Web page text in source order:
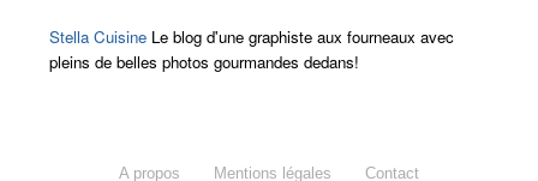
Stella Cuisine Le blog d'une graphiste aux fourneaux avec
pleins de belles photos gourmandes dedans!
A propos Mentions légales Contact